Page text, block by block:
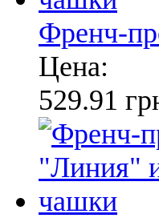
Френч-
Цена:
529.91